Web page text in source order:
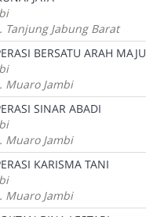
Tanjung Jabung Barat
BERSATU ARAH MAJU
Muaro Jambi
SINAR ABADI
Muaro Jambi
KARISMA TANI
Muaro Jambi